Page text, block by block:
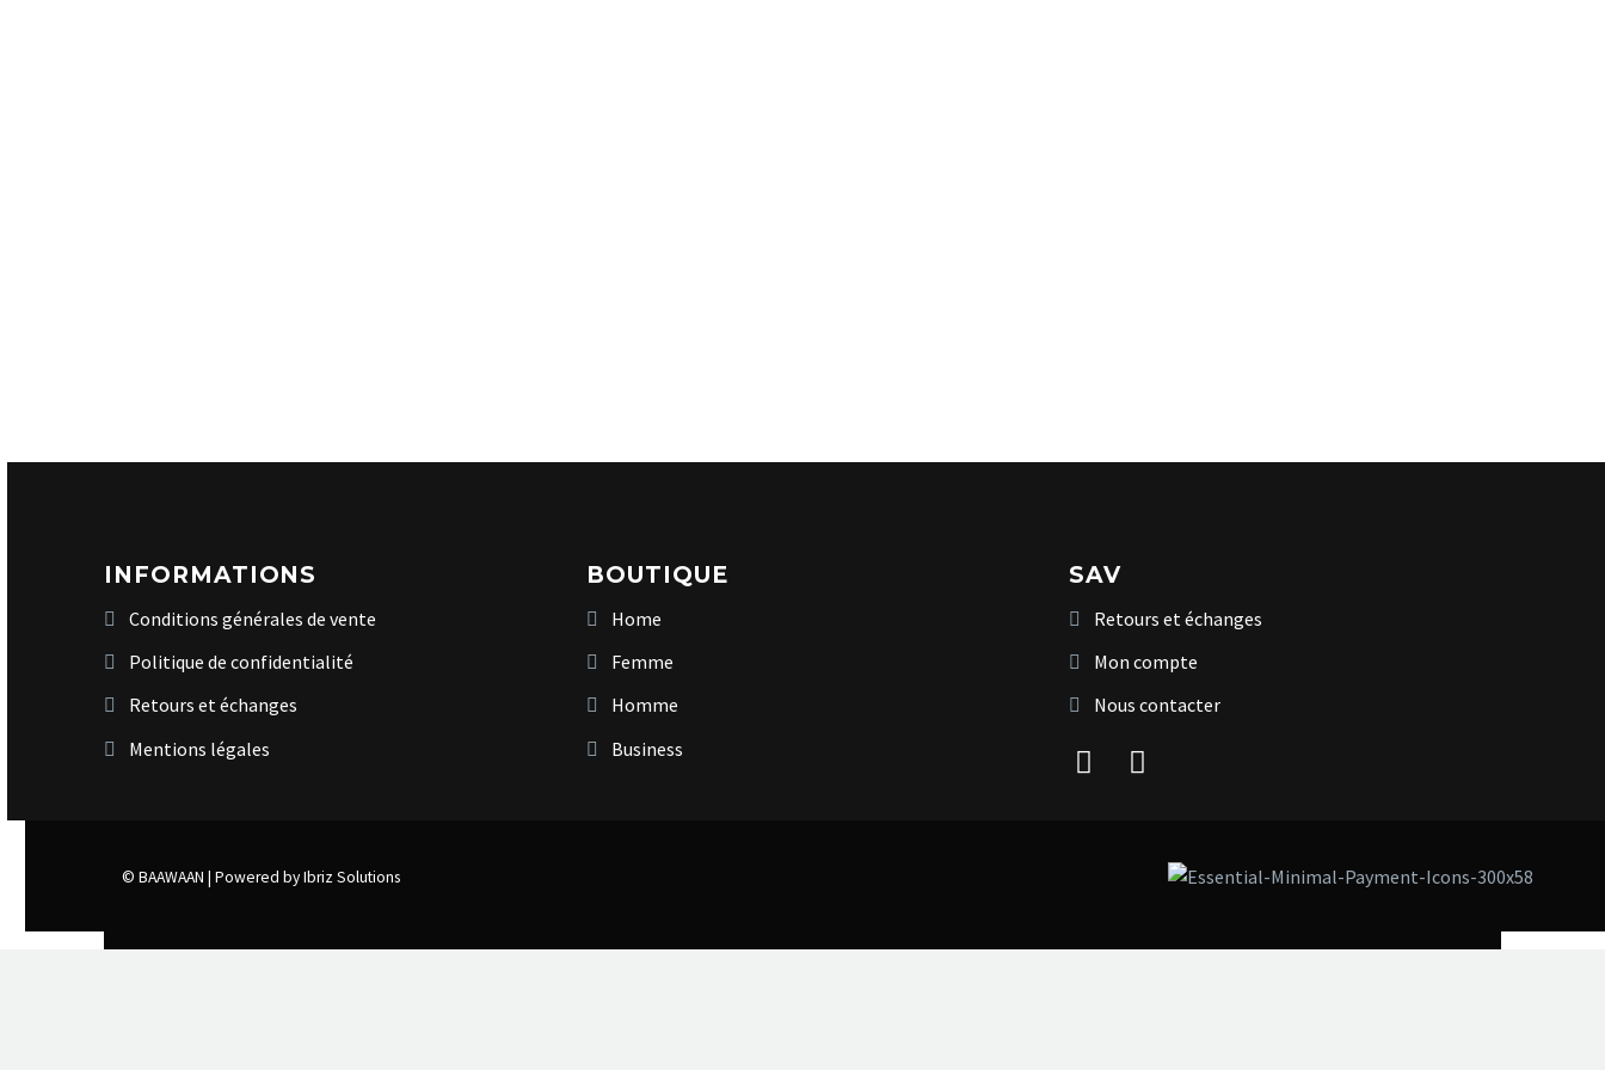
INFORMATIONS
Conditions générales de vente
Politique de confidentialité
Retours et échanges
Mentions légales
BOUTIQUE
Home
Femme
Homme
Business
SAV
Retours et échanges
Mon compte
Nous contacter
© BAAWAAN | Powered by Ibriz Solutions